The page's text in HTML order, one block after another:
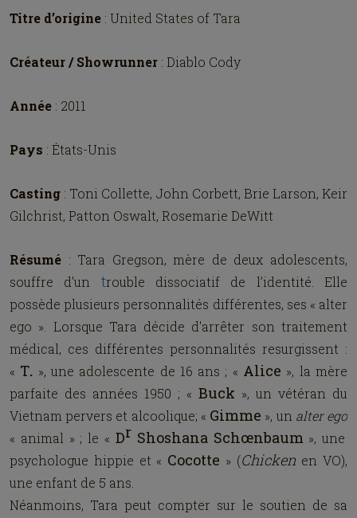
Titre d’origine : United States of Tara
Créateur / Showrunner : Diablo Cody
Année : 2011
Pays : États-Unis
Casting : Toni Collette, John Corbett, Brie Larson, Keir
Gilchrist, Patton Oswalt, Rosemarie DeWitt
Résumé : Tara Gregson, mère de deux adolescents,
souffre d'un trouble dissociatif de l’identité . Elle
possède plusieurs personnalités différentes, ses « alter
ego ». Lorsque Tara décide d'arrêter son traitement
médical, ces différentes personnalités resurgissent :
« T. », une adolescente de 16 ans ; « Alice », la mère
parfaite des années 1950 ; « Buck », un vétéran du
Vietnam pervers et alcoolique; « Gimme », un alter ego
« animal » ; le « DrShoshana Schœnbaum », une
psychologue hippie et « Cocotte » (Chicken en VO),
une enfant de 5 ans.
Néanmoins, Tara peut compter sur le soutien de sa